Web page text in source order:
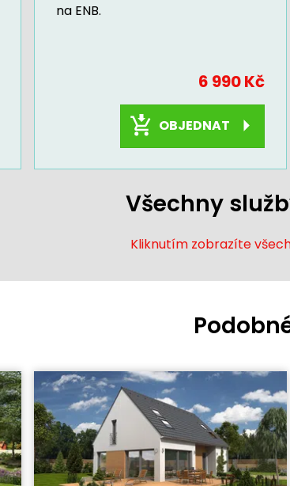
na ENB.
6 990 Kč
OBJEDNAT
Všechny
Kliknutím zobrazíte